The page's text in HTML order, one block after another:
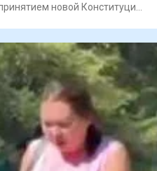
новой Конституции